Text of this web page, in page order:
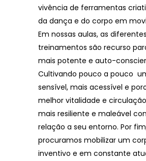
vivência de ferramentas
da dança e do corpo em
Em nossas aulas, as
treinamentos são recurso
mais potente e auto-
Cultivando pouco a pouco
sensível, mais acessível e
melhor vitalidade e
mais resiliente e maleável
relação a seu entorno. Por
procuramos mobilizar um
inventivo e em constante